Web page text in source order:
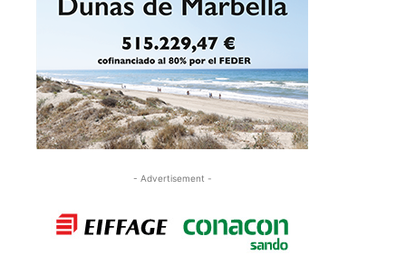
- Advertisement -